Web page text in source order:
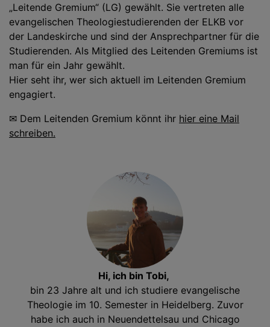
„Leitende Gremium“ (LG) gewählt. Sie vertreten alle
evangelischen Theologiestudierenden der ELKB vor
der Landeskirche und sind der Ansprechpartner für die
Studierenden. Als Mitglied des Leitenden Gremiums ist
man für ein Jahr gewählt.
Hier seht ihr, wer sich aktuell im Leitenden Gremium
engagiert.
✉ Dem Leitenden Gremium könnt ihr hier eine Mail
schreiben.
Hi, ich bin Tobi,
bin 23 Jahre alt und ich studiere evangelische
Theologie im 10. Semester in Heidelberg. Zuvor
habe ich auch in Neuendettelsau und Chicago